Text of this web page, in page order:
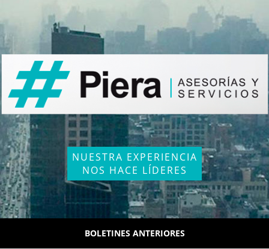
NUESTRA EXPERIENCIA
NOS HACE LÍDERES
BOLETINES ANTERIORES